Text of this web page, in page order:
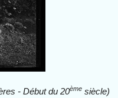
- Début du 20ème siècle)